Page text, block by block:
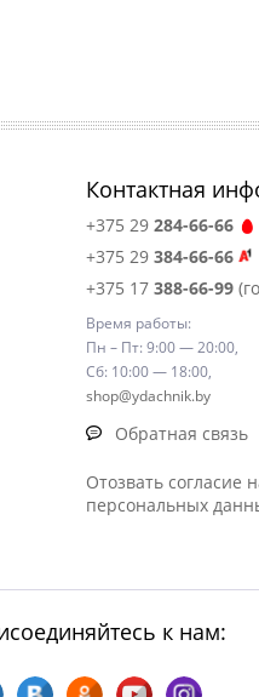
Контактная
+375 29 284-66-66
+375 29 384-66-66
+375 17 388-66-99
Время работы:
Пн – Пт: 9:00 — 20:00,
Сб: 10:00 — 18:00,
shop@ydachnik.by
Обратная связь
Отозвать согласие
персональных
к нам: